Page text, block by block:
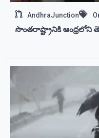
AndhraJunction
సొంతరాష్ట్రానికి ఆంధ్రలోని